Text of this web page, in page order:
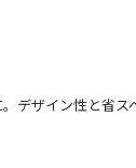
デザイン性と省ス